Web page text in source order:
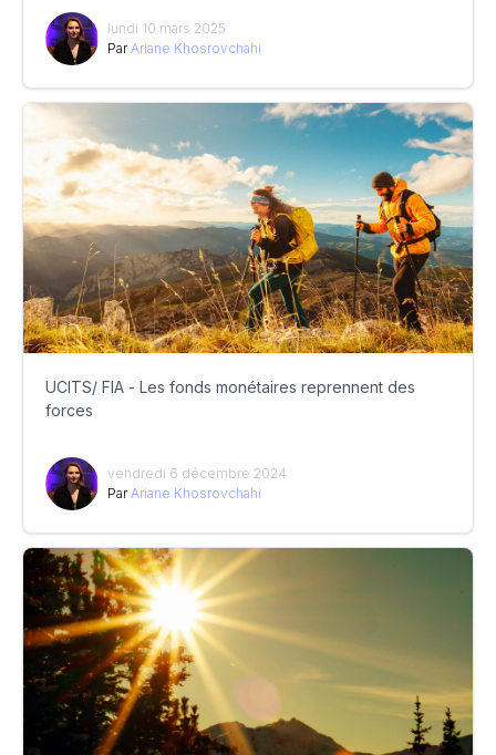
lundi 10 mars 2025
Par Ariane Khosrovchahi
UCITS/ FIA - Les fonds monétaires reprennent des
forces
vendredi 6 décembre 2024
Par Ariane Khosrovchahi